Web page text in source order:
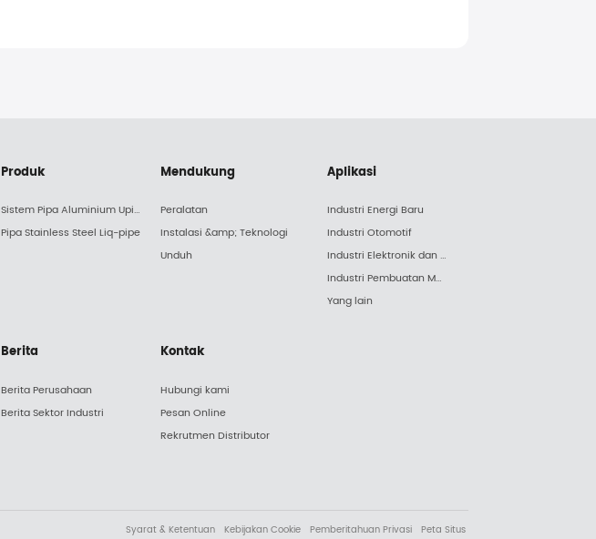
Produk
Sistem Pipa Aluminium Upipe
Pipa Stainless Steel Liq-pipe
Berita
Berita Perusahaan
Berita Sektor Industri
Mendukung
Peralatan
Instalasi &amp; Teknologi
Unduh
Kontak
Hubungi kami
Pesan Online
Rekrutmen Distributor
Aplikasi
Industri Energi Baru
Industri Otomotif
Industri Elektronik dan Peralatan Listrik
Industri Pembuatan Mesin
Yang lain
Syarat & Ketentuan Kebijakan Cookie Pemberitahuan Privasi Peta Situs